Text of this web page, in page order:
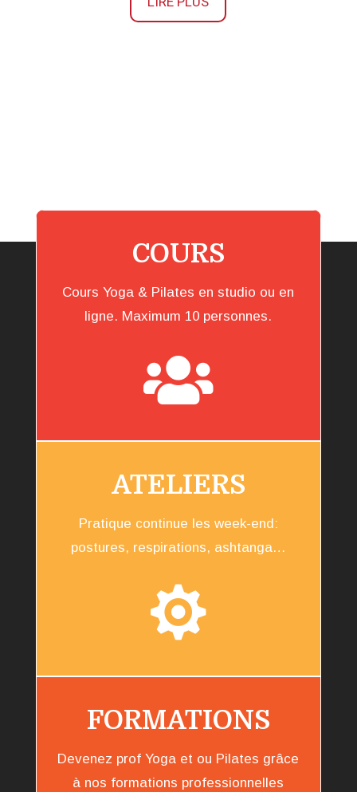
COURS
Cours Yoga & Pilates en studio ou en
ligne. Maximum 10 personnes.

ATELIERS
Pratique continue les week-end:
postures, respirations, ashtanga…

FORMATIONS
Devenez prof Yoga et ou Pilates grâce
à nos formations professionnelles